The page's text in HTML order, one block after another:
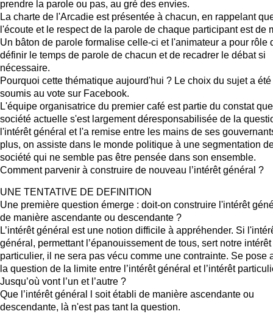
prendre la parole ou pas, au gré des envies.
La charte de l'Arcadie est présentée à chacun, en rappelant
l'écoute et le respect de la parole de chaque participant est de
Un bâton de parole formalise celle-ci et l'animateur a pour rôle
définir le temps de parole de chacun et de recadrer le débat si
nécessaire.
Pourquoi cette thématique aujourd'hui ? Le choix du sujet a été
soumis au vote sur Facebook.
L'équipe organisatrice du premier café est partie du constat
société actuelle s'est largement déresponsabilisée de la
l'intérêt général et l'a remise entre les mains de ses
plus, on assiste dans le monde politique à une segmentation
société qui ne semble pas être pensée dans son ensemble.
Comment parvenir à construire de nouveau l’intérêt général ?
UNE TENTATIVE DE DEFINITION
Une première question émerge : doit-on construire l'intérêt
de manière ascendante ou descendante ?
L’intérêt général est une notion difficile à appréhender. Si
général, permettant l’épanouissement de tous, sert notre intérêt
particulier, il ne sera pas vécu comme une contrainte. Se pose
la question de la limite entre l’intérêt général et l’intérêt
Jusqu’où vont l’un et l’autre ?
Que l’intérêt général l soit établi de manière ascendante ou
descendante, là n'est pas tant la question.